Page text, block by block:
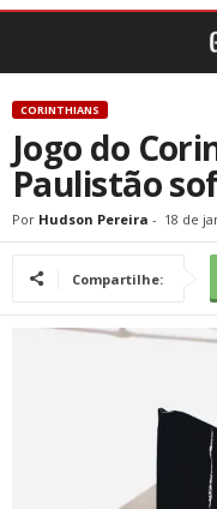
CORINTHIANS
Jogo do
Paulistão
Por Hudson Pereira - 18 de
Compartilhe: